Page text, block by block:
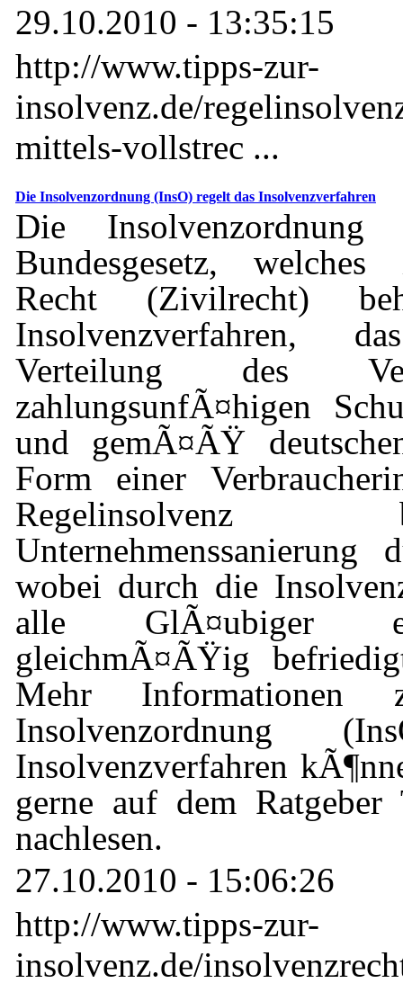
29.10.2010 - 13:35:15
http://www.tipps-zur-
insolvenz.de/
mittels-vollstrec ...
Die Insolvenzordnung (InsO) regelt das Insolvenzverfahren
Die
Bundesgesetz,
Recht (Zivilrecht)
Insolvenzverfahren,
Verteilung des
zahlungsunfÃ¤higen
und gemÃ¤ÃŸ
Form einer
wobei durch die
alle GlÃ¤ubiger
gleichmÃ¤ÃŸig
Mehr Informationen
Insolvenzordnung
Insolvenzverfahren
gerne auf dem
nachlesen.
27.10.2010 - 15:06:26
http://www.tipps-zur-
insolvenz.de/